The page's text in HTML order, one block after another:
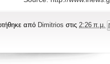
από Dimitrios στις 2:26 π.μ.